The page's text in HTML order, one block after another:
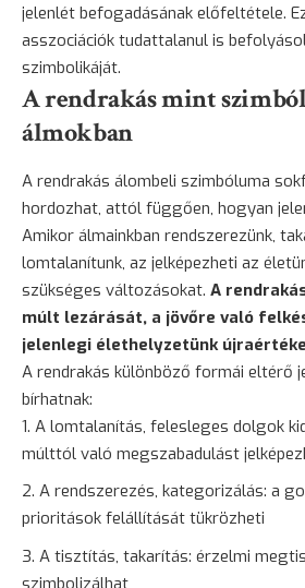
jelenlét befogadásának előfeltétele.
asszociációk tudattalanul is
szimbolikáját.
A rendrakás mint
álmokban
A rendrakás álombeli szimbóluma
hordozhat, attól függően, hogyan
Amikor álmainkban rendszerezünk,
lomtalanítunk, az jelképezheti az
szükséges változásokat. A
múlt lezárását, a jövőre való
jelenlegi élethelyzetünk
A rendrakás különböző formái eltérő
bírhatnak:
A lomtalanítás, felesleges dolgok
múlttól való megszabadulást
A rendszerezés, kategorizálás: a
prioritások felállítását tükrözheti
A tisztítás, takarítás: érzelmi
szimbolizálhat